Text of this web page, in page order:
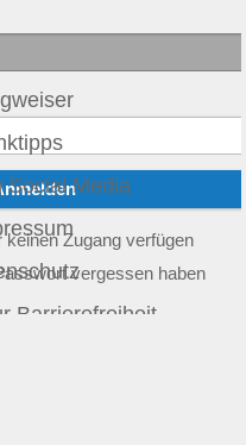
keinen Zugang verfügen
vergessen haben
Social Media
Barrierefreiheit